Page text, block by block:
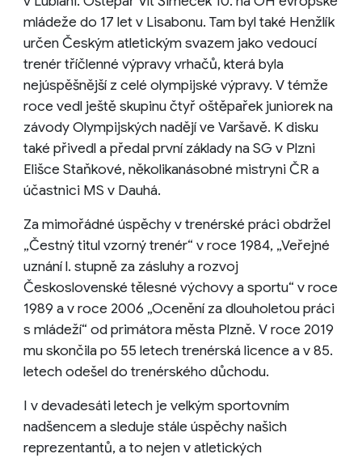
mládeže do 17 let v Lisabonu. Tam byl také Henžlík
určen Českým atletickým svazem jako vedoucí
trenér tříčlenné výpravy vrhačů, která byla
nejúspěšnější z celé olympijské výpravy. V témže
roce vedl ještě skupinu čtyř oštěpařek juniorek na
závody Olympijských nadějí ve Varšavě. K disku
také přivedl a předal první základy na SG v Plzni
Elišce Staňkové, několikanásobné mistryni ČR a
účastnici MS v Dauhá.
Za mimořádné úspěchy v trenérské práci obdržel
„Čestný titul vzorný trenér“ v roce 1984, „Veřejné
uznání l. stupně za zásluhy a rozvoj
Československé tělesné výchovy a sportu“ v roce
1989 a v roce 2006 „Ocenění za dlouholetou práci
s mládeží“ od primátora města Plzně. V roce 2019
mu skončila po 55 letech trenérská licence a v 85.
letech odešel do trenérského důchodu.
I v devadesáti letech je velkým sportovním
nadšencem a sleduje stále úspěchy našich
reprezentantů, a to nejen v atletických